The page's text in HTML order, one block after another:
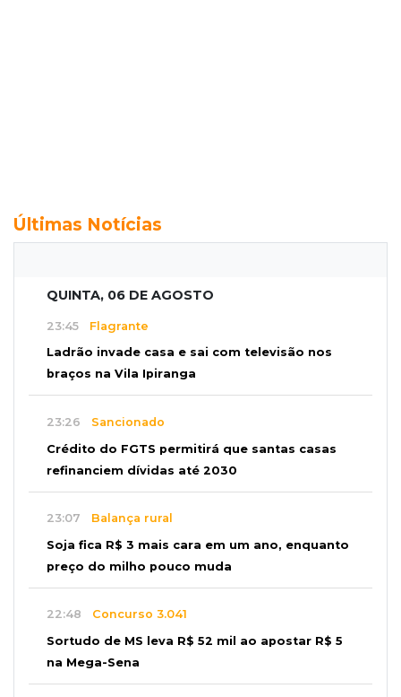
Últimas Notícias
QUINTA, 06 DE AGOSTO
23:45 Flagrante
Ladrão invade casa e sai com televisão nos
braços na Vila Ipiranga
23:26 Sancionado
Crédito do FGTS permitirá que santas casas
refinanciem dívidas até 2030
23:07 Balança rural
Soja fica R$ 3 mais cara em um ano, enquanto
preço do milho pouco muda
22:48 Concurso 3.041
Sortudo de MS leva R$ 52 mil ao apostar R$ 5
na Mega-Sena